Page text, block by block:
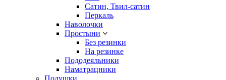
Сатин, Твил-сатин
Перкаль
Наволочки
Простыни
Без резинки
На резинке
Пододеяльники
Наматрацники
Подушки